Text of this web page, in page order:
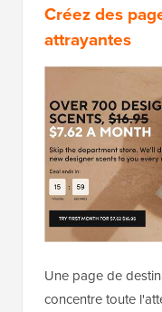
Créez des
attrayantes
Une page de
concentre toute